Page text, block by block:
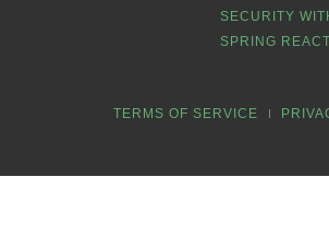
SECURITY
SPRING
TERMS OF SERVICE